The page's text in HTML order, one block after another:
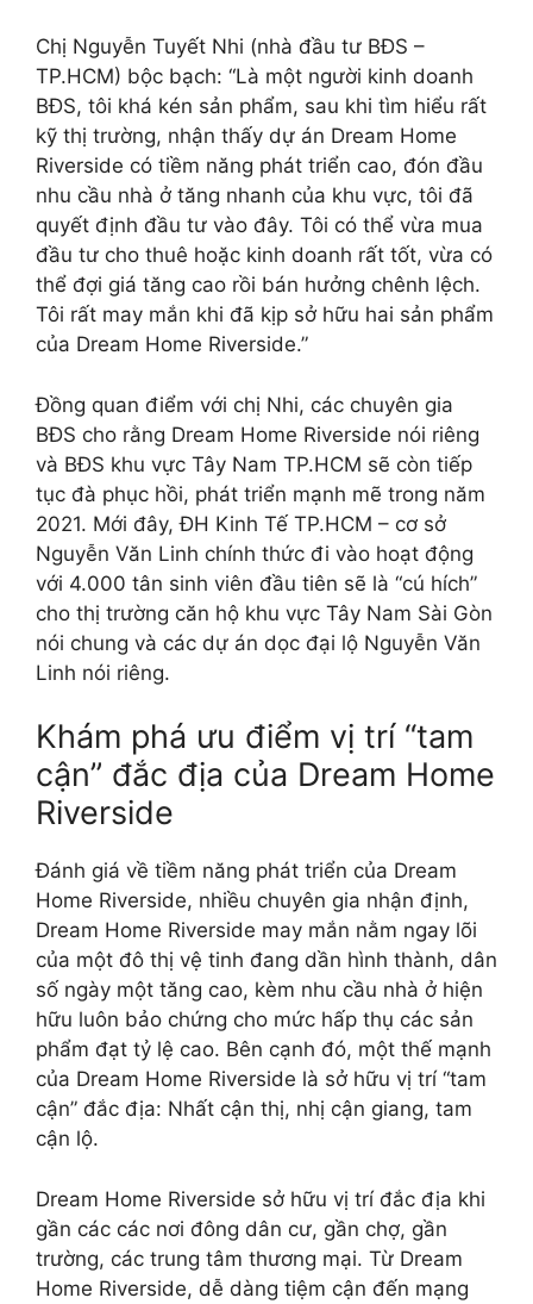
Chị Nguyễn Tuyết Nhi (nhà đầu tư BĐS –
TP.HCM) bộc bạch: “Là một người kinh doanh
BĐS, tôi khá kén sản phẩm, sau khi tìm hiểu rất
kỹ thị trường, nhận thấy dự án Dream Home
Riverside có tiềm năng phát triển cao, đón đầu
nhu cầu nhà ở tăng nhanh của khu vực, tôi đã
quyết định đầu tư vào đây. Tôi có thể vừa mua
đầu tư cho thuê hoặc kinh doanh rất tốt, vừa có
thể đợi giá tăng cao rồi bán hưởng chênh lệch.
Tôi rất may mắn khi đã kịp sở hữu hai sản phẩm
của Dream Home Riverside.”
Đồng quan điểm với chị Nhi, các chuyên gia
BĐS cho rằng Dream Home Riverside nói riêng
và BĐS khu vực Tây Nam TP.HCM sẽ còn tiếp
tục đà phục hồi, phát triển mạnh mẽ trong năm
2021. Mới đây, ĐH Kinh Tế TP.HCM – cơ sở
Nguyễn Văn Linh chính thức đi vào hoạt động
với 4.000 tân sinh viên đầu tiên sẽ là “cú hích”
cho thị trường căn hộ khu vực Tây Nam Sài Gòn
nói chung và các dự án dọc đại lộ Nguyễn Văn
Linh nói riêng.
Khám phá ưu điểm vị trí “tam
cận” đắc địa của Dream Home
Riverside
Đánh giá về tiềm năng phát triển của Dream
Home Riverside, nhiều chuyên gia nhận định,
Dream Home Riverside may mắn nằm ngay lõi
của một đô thị vệ tinh đang dần hình thành, dân
số ngày một tăng cao, kèm nhu cầu nhà ở hiện
hữu luôn bảo chứng cho mức hấp thụ các sản
phẩm đạt tỷ lệ cao. Bên cạnh đó, một thế mạnh
của Dream Home Riverside là sở hữu vị trí “tam
cận” đắc địa: Nhất cận thị, nhị cận giang, tam
cận lộ.
Dream Home Riverside sở hữu vị trí đắc địa khi
gần các các nơi đông dân cư, gần chợ, gần
trường, các trung tâm thương mại. Từ Dream
Home Riverside, dễ dàng tiệm cận đến mạng